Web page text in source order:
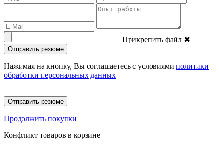
Прикрепить файл ✖
Отправить резюме
Нажимая на кнопку, Вы соглашаетесь с условиями политики
обработки персональных данных
Отправить резюме
Продолжить покупки
Конфликт товаров в корзине